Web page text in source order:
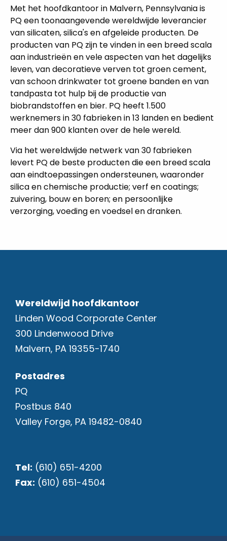
Met het hoofdkantoor in Malvern, Pennsylvania is
PQ een toonaangevende wereldwijde leverancier
van silicaten, silica's en afgeleide producten. De
producten van PQ zijn te vinden in een breed scala
aan industrieën en vele aspecten van het dagelijks
leven, van decoratieve verven tot groen cement,
van schoon drinkwater tot groene banden en van
tandpasta tot hulp bij de productie van
biobrandstoffen en bier. PQ heeft 1.500
werknemers in 30 fabrieken in 13 landen en bedient
meer dan 900 klanten over de hele wereld.
Via het wereldwijde netwerk van 30 fabrieken
levert PQ de beste producten die een breed scala
aan eindtoepassingen ondersteunen, waaronder
silica en chemische productie; verf en coatings;
zuivering, bouw en boren; en persoonlijke
verzorging, voeding en voedsel en dranken.
Wereldwijd hoofdkantoor
Linden Wood Corporate Center
300 Lindenwood Drive
Malvern, PA 19355-1740
Postadres
PQ
Postbus 840
Valley Forge, PA 19482-0840
Tel: (610) 651-4200
Fax: (610) 651-4504